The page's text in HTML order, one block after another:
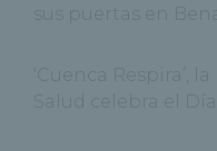
sus puertas en
‘Cuenca Respira’,
Salud celebra el